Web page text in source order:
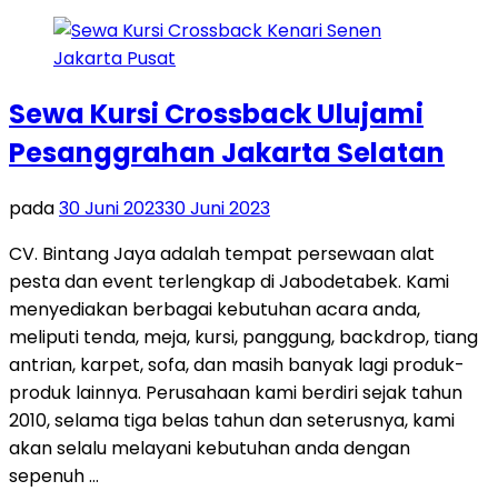
Sewa Kursi Crossback Ulujami
Pesanggrahan Jakarta Selatan
pada30 Juni 202330 Juni 2023
CV. Bintang Jaya adalah tempat persewaan alat
pesta dan event terlengkap di Jabodetabek. Kami
menyediakan berbagai kebutuhan acara anda,
meliputi tenda, meja, kursi, panggung, backdrop, tiang
antrian, karpet, sofa, dan masih banyak lagi produk-
produk lainnya. Perusahaan kami berdiri sejak tahun
2010, selama tiga belas tahun dan seterusnya, kami
akan selalu melayani kebutuhan anda dengan
sepenuh …